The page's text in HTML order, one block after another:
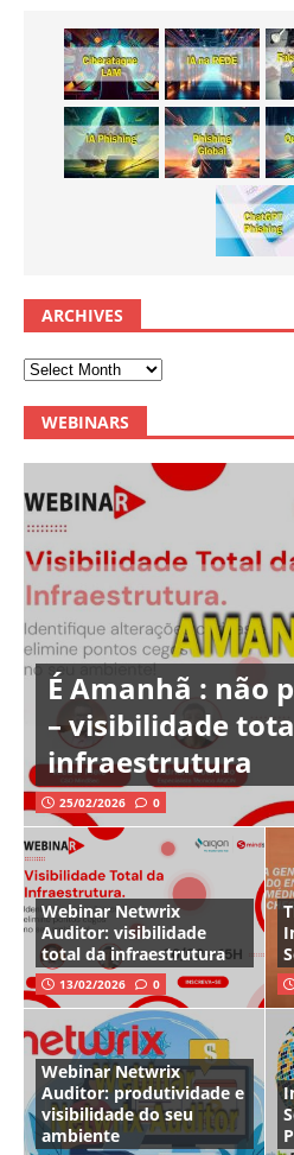
ARCHIVES
WEBINARS
É Amanhã : não
– visibilidade
infraestrutura
25/02/2026 0
Webinar Netwrix
Auditor: visibilidade
total da infraestrutura
13/02/2026 0
Webinar Netwrix
Auditor: produtividade e
visibilidade do seu
ambiente